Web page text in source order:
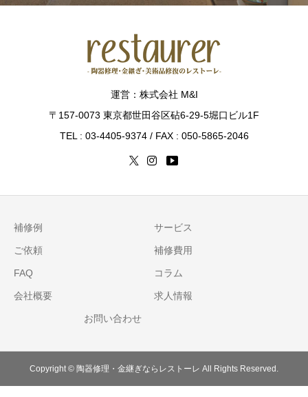
運営：株式会社 M&I
〒157-0073 東京都世田谷区砧6-29-5堀口ビル1F
TEL : 03-4405-9374 / FAX : 050-5865-2046
補修例 サービス
ご依頼 補修費用
FAQ コラム
会社概要 求人情報
お問い合わせ
Copyright © 陶器修理・金継ぎならレストーレ All Rights Reserved.